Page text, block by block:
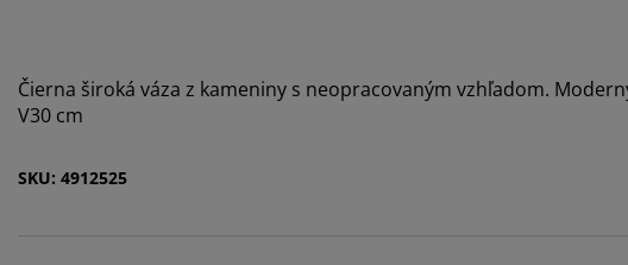
Čierna široká váza z kameniny s neopracovaným vzhľadom.
V30 cm
SKU: 4912525